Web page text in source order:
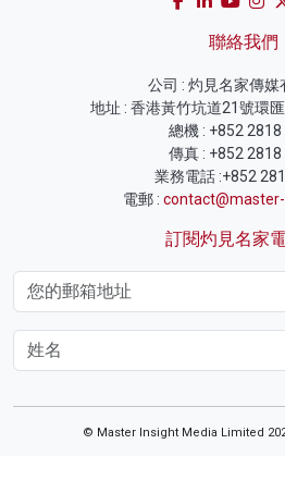
聯絡我們
公司 : 灼見名家傳媒
地址 : 香港黃竹坑道21號環
總機 : +852 2818
傳真 : +852 2818
業務電話 :+852
電郵 :
訂閱灼見名家
© Master Insight Media Limited